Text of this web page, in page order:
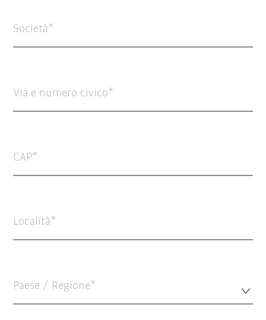
Società
Via e numero civico
CAP
Località
Paese / Regione*